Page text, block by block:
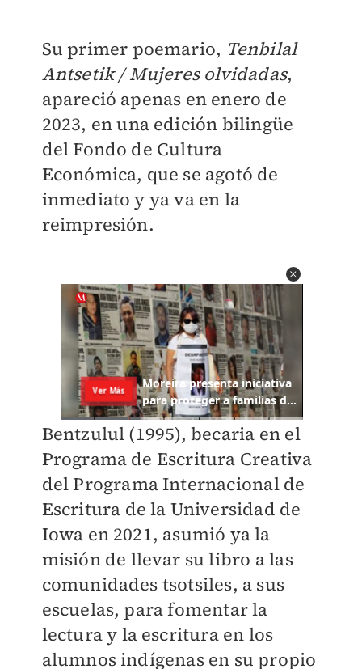
Su primer poemario, Tenbilal
Antsetik / Mujeres olvidadas,
apareció apenas en enero de
2023, en una edición bilingüe
del Fondo de Cultura
Económica, que se agotó de
inmediato y ya va en la
reimpresión.
Bentzulul (1995), becaria en el
Programa de Escritura Creativa
del Programa Internacional de
Escritura de la Universidad de
Iowa en 2021, asumió ya la
misión de llevar su libro a las
comunidades tsotsiles, a sus
escuelas, para fomentar la
lectura y la escritura en los
alumnos indígenas en su propio